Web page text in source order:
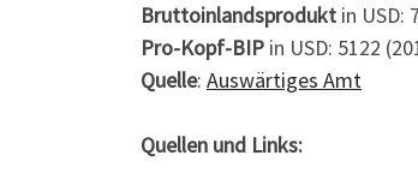
Bruttoinlandsprodukt in USD:
Pro-Kopf-BIP in USD: 5122
Quelle: Auswärtiges Amt
Quellen und Links: